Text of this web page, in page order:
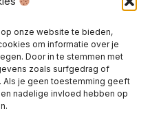
onze website te bieden,
om informatie over je
Door in te stemmen met
zoals surfgedrag of
Als je geen toestemming geeft
nadelige invloed hebben op
→
voor speciale prijzen!